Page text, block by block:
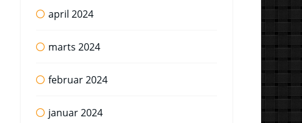
april 2024
marts 2024
februar 2024
januar 2024